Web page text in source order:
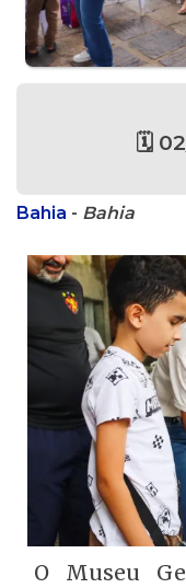
🗓
Bahia - Bahia
O Museu